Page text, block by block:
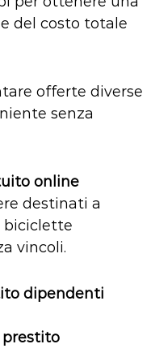
del costo totale
offerte diverse
senza
online
destinati a
biciclette
vincoli.
dipendenti
prestito